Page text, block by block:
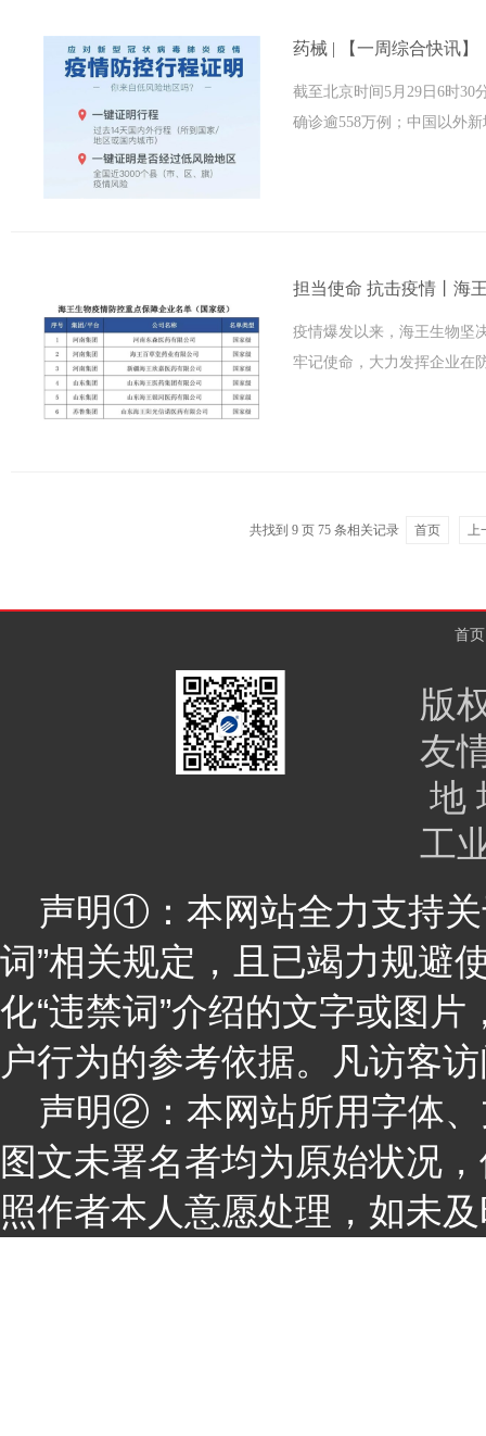
药械 | 【一周综合快讯】
截至北京时间5月29日6时30
确诊逾558万例；中国以外
担当使命 抗击疫情丨海
疫情爆发以来，海王生物坚
牢记使命，大力发挥企业在
共找到 9 页 75 条相关记录 首页 上
首页
版
友
地
工
声明①：本网站全力支持关
词”相关规定，且已竭力规避
化“违禁词”介绍的文字或图
户行为的参考依据。凡访客
声明②：本网站所用字体、
图文未署名者均为原始状况
照作者本人意愿处理，如未